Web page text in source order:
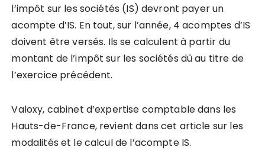
l’impôt sur les sociétés (IS) devront payer un
acompte d’IS. En tout, sur l’année, 4 acomptes d’IS
doivent être versés. Ils se calculent à partir du
montant de l’impôt sur les sociétés dû au titre de
l’exercice précédent.
Valoxy, cabinet d’expertise comptable dans les
Hauts-de-France, revient dans cet article sur les
modalités et le calcul de l’acompte IS.